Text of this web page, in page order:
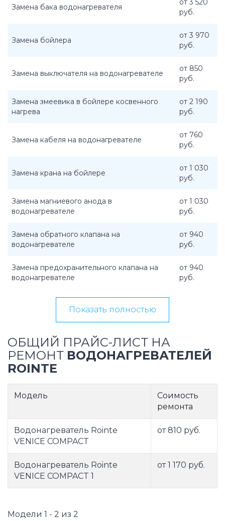
Замена бака водонагревателя
от 3 520
руб.
Замена бойлера
от 3 970
руб.
Замена выключателя на водонагревателе
от 850
руб.
Замена змеевика в бойлере косвенного
нагрева
от 2 190
руб.
Замена кабеля на водонагревателе
от 760
руб.
Замена крана на бойлере
от 1 030
руб.
Замена магниевого анода в
водонагревателе
от 1 030
руб.
Замена обратного клапана на
водонагревателе
от 940
руб.
Замена предохранительного клапана на
водонагревателе
от 940
руб.
Показать полностью
ОБЩИЙ ПРАЙС-ЛИСТ НА
РЕМОНТ ВОДОНАГРЕВАТЕЛЕЙ
ROINTE
Модель
Соимость
ремонта
Водонагреватель Rointe
VENICE COMPACT
от 810 руб.
Водонагреватель Rointe
VENICE COMPACT 1
от 1 170 руб.
Модели 1 - 2 из 2